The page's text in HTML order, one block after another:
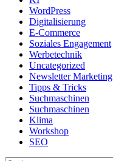
WordPress
Digitalisierung
E-Commerce
Soziales Engagement
Werbetechnik
Uncategorized
Newsletter Marketing
Tipps & Tricks
Suchmaschinen
Suchmaschinen
Klima
Workshop
SEO